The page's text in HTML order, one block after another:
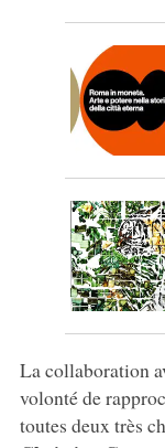
La collaboration
volonté de
toutes deux très